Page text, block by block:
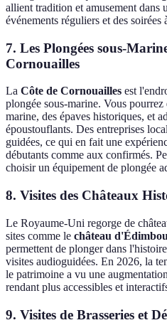
allient tradition et amusement dans
événements réguliers et des
7. Les Plongées sous-
Cornouailles
La Côte de Cornouailles est
plongée sous-marine. Vous
marine, des épaves historiques, et
époustouflants. Des entreprises
guidées, ce qui en fait une
débutants comme aux confirmés.
choisir un équipement de plongée
8. Visites des Châteaux
Le Royaume-Uni regorge de
sites comme le château
permettent de plonger dans
visites audioguidées. En 2026, la
le patrimoine a vu une
rendant plus accessibles et
9. Visites de Brasseries et